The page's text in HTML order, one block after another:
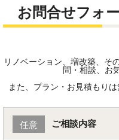
お問合せフォ
リノベーション、増改築、そ
問・相談、お
また、プラン・お見積もり
任意 ご相談内容